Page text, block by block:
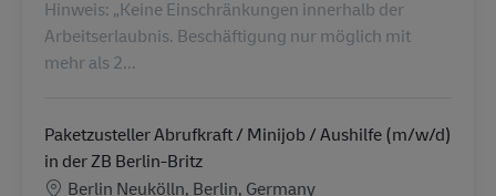
Hinweis: „Keine Einschränkungen innerhalb der
Arbeitserlaubnis. Beschäftigung nur möglich mit
mehr als 2...
Paketzusteller Abrufkraft / Minijob / Aushilfe (m/w/d)
in der ZB Berlin-Britz
Standort
Berlin Neukölln, Berlin, Germany